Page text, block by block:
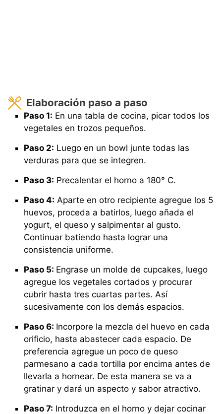
Elaboración paso a paso
Paso 1: En una tabla de cocina, picar todos los
vegetales en trozos pequeños.
Paso 2: Luego en un bowl junte todas las
verduras para que se integren.
Paso 3: Precalentar el horno a 180° C.
Paso 4: Aparte en otro recipiente agregue los 5
huevos, proceda a batirlos, luego añada el
yogurt, el queso y salpimentar al gusto.
Continuar batiendo hasta lograr una
consistencia uniforme.
Paso 5: Engrase un molde de cupcakes, luego
agregue los vegetales cortados y procurar
cubrir hasta tres cuartas partes. Así
sucesivamente con los demás espacios.
Paso 6: Incorpore la mezcla del huevo en cada
orificio, hasta abastecer cada espacio. De
preferencia agregue un poco de queso
parmesano a cada tortilla por encima antes de
llevarla a hornear. De esta manera se va a
gratinar y dará un aspecto y sabor atractivo.
Paso 7: Introduzca en el horno y dejar cocinar